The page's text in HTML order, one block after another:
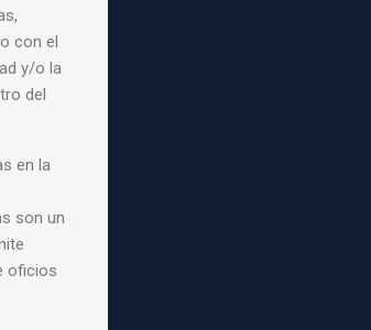
con el
y/o la
del
en la
son un
oficios